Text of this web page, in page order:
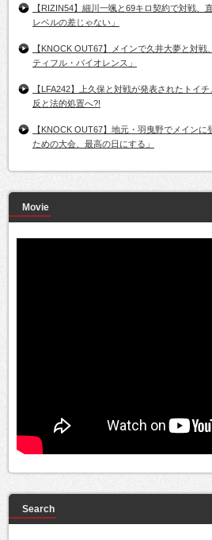
【RIZIN54】細川一颯と69キロ契約で対戦、
レベルの差じゃない」
【KNOCK OUT67】メインで久井大夢と対
ティフル・バイオレンス」
【LFA242】上久保と対戦が発表されたトイ
反と法的処置へ?!
【KNOCK OUT67】地元・羽曳野でメイン
ための大会、最高の日にする」
Movie
Search